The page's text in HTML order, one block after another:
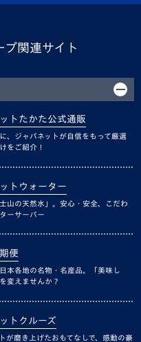
プ関連サイト
トたかた公式通販
、ジャパネットが自信をもって厳選
をご紹介！
トウォーター
山の天然水」。安心・安全、こだわ
ーサーバー
便
本各地の名物・名産品。「美味し
変えませんか？
トクルーズ
が磨き上げたおもてなしで、感動の豪